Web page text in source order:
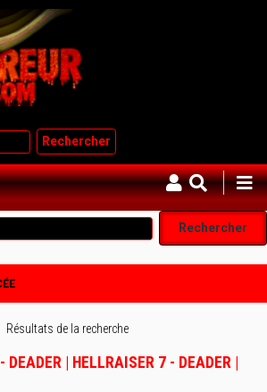
Résultats de la recherche
DEADER | HELLRAISER 7 - DEADER |